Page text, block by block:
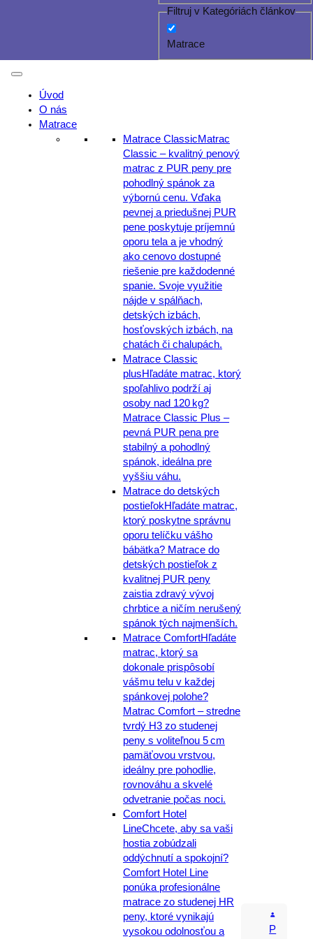
Filtruj v Kategóriách článkov
Matrace
Úvod
O nás
Matrace
Matrace ClassicMatrac
Classic – kvalitný penový
matrac z PUR peny pre
pohodlný spánok za
výbornú cenu. Vďaka
pevnej a priedušnej PUR
pene poskytuje príjemnú
oporu tela a je vhodný
ako cenovo dostupné
riešenie pre každodenné
spanie. Svoje využitie
nájde v spálňach,
detských izbách,
hosťovských izbách, na
chatách či chalupách.
Matrace Classic
plusHľadáte matrac, ktorý
spoľahlivo podrží aj
osoby nad 120 kg?
Matrace Classic Plus –
pevná PUR pena pre
stabilný a pohodlný
spánok, ideálna pre
vyššiu váhu.
Matrace do detských
postieľokHľadáte matrac,
ktorý poskytne správnu
oporu telíčku vášho
bábätka? Matrace do
detských postieľok z
kvalitnej PUR peny
zaistia zdravý vývoj
chrbtice a ničím nerušený
spánok tých najmenších.
Matrace ComfortHľadáte
matrac, ktorý sa
dokonale prispôsobí
vášmu telu v každej
spánkovej polohe?
Matrac Comfort – stredne
tvrdý H3 zo studenej
peny s voliteľnou 5 cm
pamäťovou vrstvou,
ideálny pre pohodlie,
rovnováhu a skvelé
odvetranie počas noci.
Comfort Hotel
LineChcete, aby sa vaši
hostia zobúdzali
oddýchnutí a spokojní?
Comfort Hotel Line
ponúka profesionálne
matrace zo studenej HR
peny, ktoré vynikajú
vysokou odolnosťou a
P